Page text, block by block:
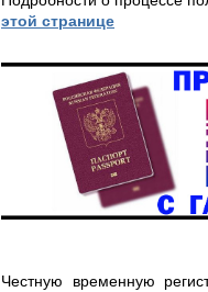
этой странице
Честную временную